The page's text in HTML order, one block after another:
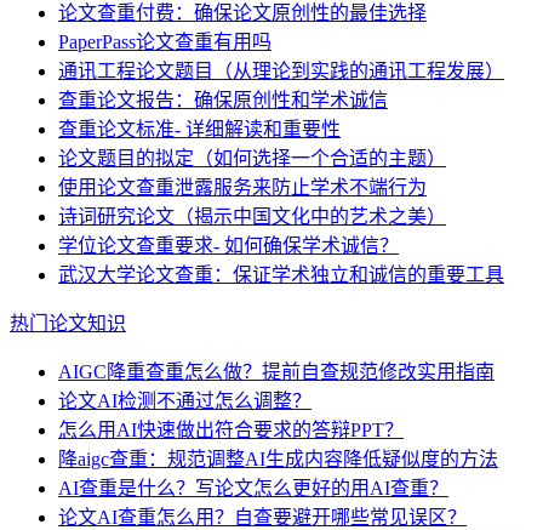
论文查重付费：确保论文原创性的最佳选择
PaperPass论文查重有用吗
通讯工程论文题目（从理论到实践的通讯工程发展）
查重论文报告：确保原创性和学术诚信
查重论文标准- 详细解读和重要性
论文题目的拟定（如何选择一个合适的主题）
使用论文查重泄露服务来防止学术不端行为
诗词研究论文（揭示中国文化中的艺术之美）
学位论文查重要求- 如何确保学术诚信？
武汉大学论文查重：保证学术独立和诚信的重要工具
热门论文知识
AIGC降重查重怎么做？提前自查规范修改实用指南
论文AI检测不通过怎么调整？
怎么用AI快速做出符合要求的答辩PPT？
降aigc查重：规范调整AI生成内容降低疑似度的方法
AI查重是什么？写论文怎么更好的用AI查重？
论文AI查重怎么用？自查要避开哪些常见误区？